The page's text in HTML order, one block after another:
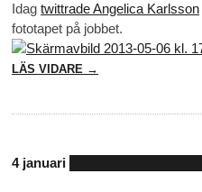
Idag twittrade Angelica Karlsson
fototapet på jobbet.
LÄS VIDARE →
4 januari